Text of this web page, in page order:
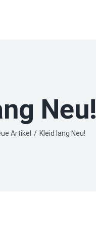
Neu!
Artikel / Kleid lang Neu!